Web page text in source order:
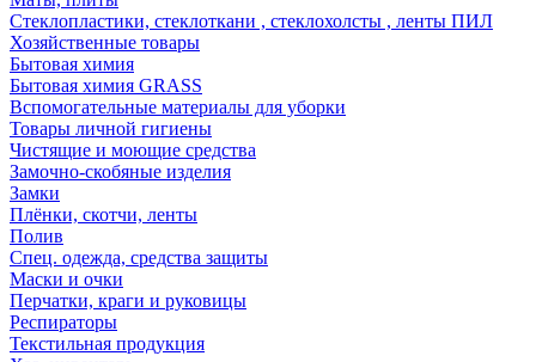
Стеклопластики, стеклоткани , стеклохолсты , ленты ПИЛ
Хозяйственные товары
Бытовая химия
Бытовая химия GRASS
Вспомогательные материалы для уборки
Товары личной гигиены
Чистящие и моющие средства
Замочно-скобяные изделия
Замки
Плёнки, скотчи, ленты
Полив
Спец. одежда, средства защиты
Маски и очки
Перчатки, краги и руковицы
Респираторы
Текстильная продукция